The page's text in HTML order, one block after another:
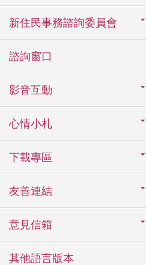
新住民事務諮詢委員會
諮詢窗口
影音互動
心情小札
下載專區
友善連結
意見信箱
其他語言版本